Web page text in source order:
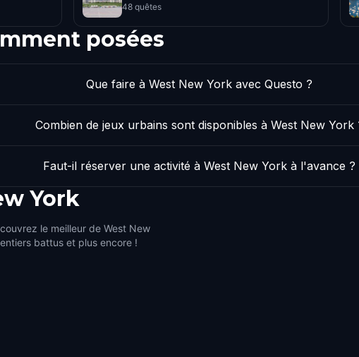
48 quêtes
posées
Que faire à West New York avec Questo ?
Combien de jeux urbains sont disponibles à West New York
Faut-il réserver une activité à West New York à l'avance ?
York
le meilleur de West New
battus et plus encore !